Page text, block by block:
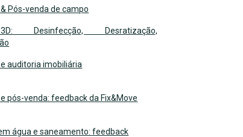
Pós-venda de campo
Desinfecção, Desratização,
auditoria imobiliária
pós-venda: feedback da Fix&Move
água e saneamento: feedback